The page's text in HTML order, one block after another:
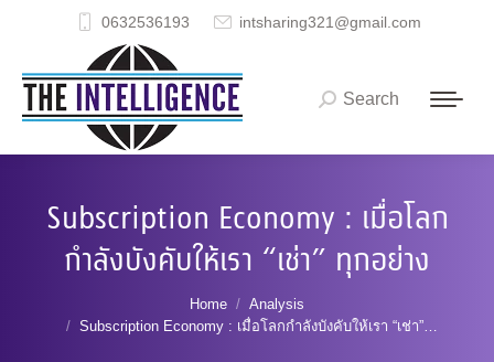
0632536193 intsharing321@gmail.com
Search:
Search
Subscription Economy : เมื่อโลก
กำลังบังคับให้เรา “เช่า” ทุกอย่าง
Home
Analysis
Subscription Economy : เมื่อโลกกำลังบังคับให้เรา “เช่า”…